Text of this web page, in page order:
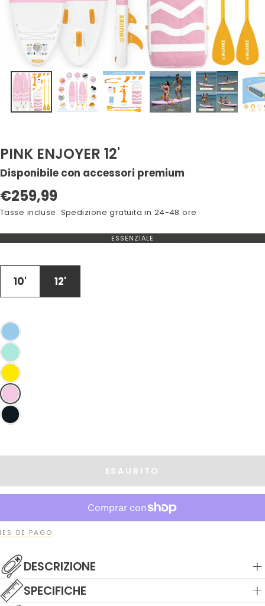
PINK ENJOYER 12'
Disponibile con accessori premium
Prezzo
normale
€259,99
Tasse incluse. Spedizione gratuita in 24-48 ore
ESSENZIALE
VARIANTE
10' 12'
ESAURITO
DE PAGO
DESCRIZIONE
SPECIFICHE